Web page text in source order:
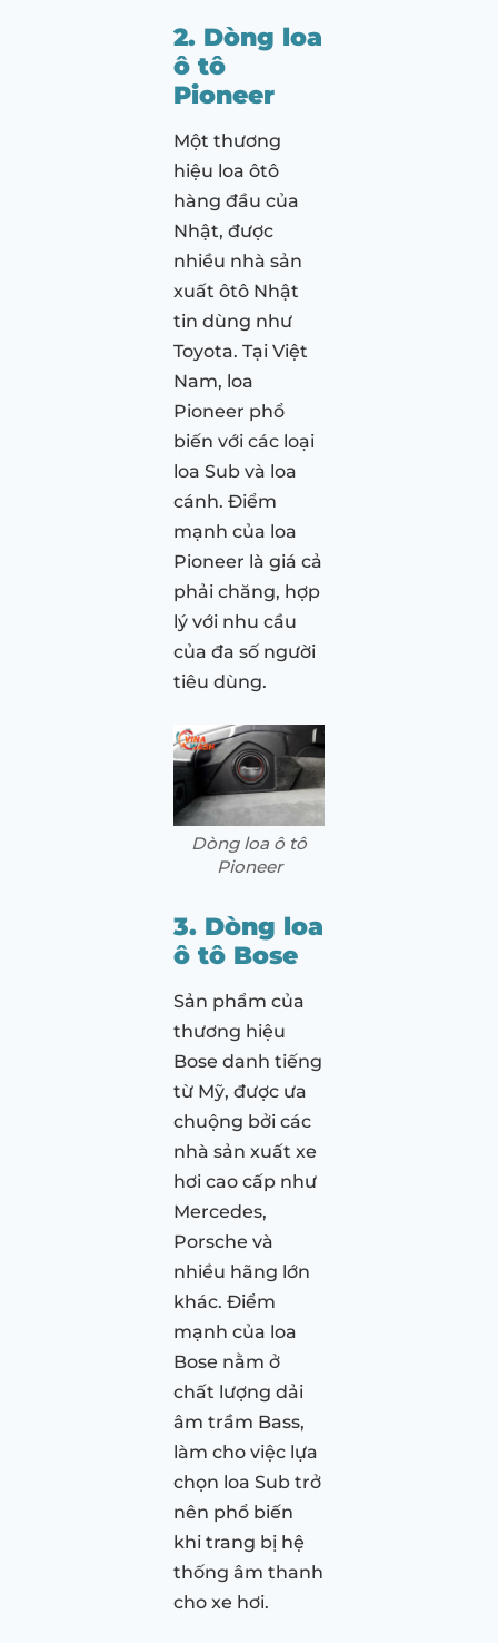
2. Dòng loa
ô tô
Pioneer
Một thương
hiệu loa ôtô
hàng đầu của
Nhật, được
nhiều nhà sản
xuất ôtô Nhật
tin dùng như
Toyota. Tại Việt
Nam, loa
Pioneer phổ
biến với các loại
loa Sub và loa
cánh. Điểm
mạnh của loa
Pioneer là giá cả
phải chăng, hợp
lý với nhu cầu
của đa số người
tiêu dùng.
Dòng loa ô tô
Pioneer
3. Dòng loa
ô tô Bose
Sản phẩm của
thương hiệu
Bose danh tiếng
từ Mỹ, được ưa
chuộng bởi các
nhà sản xuất xe
hơi cao cấp như
Mercedes,
Porsche và
nhiều hãng lớn
khác. Điểm
mạnh của loa
Bose nằm ở
chất lượng dải
âm trầm Bass,
làm cho việc lựa
chọn loa Sub trở
nên phổ biến
khi trang bị hệ
thống âm thanh
cho xe hơi.